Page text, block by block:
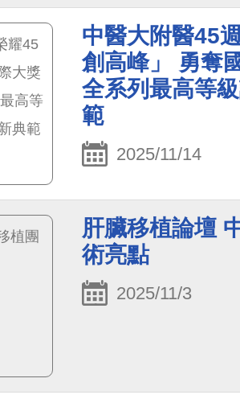
領域創新成果。今年首
準醫療高峰會等研討會
展示中醫大在智慧醫療
中醫大附醫45
創高峰」 勇奪
全系列最高等
範
2025/11/14
肝臟移植論壇
術亮點
2025/11/3